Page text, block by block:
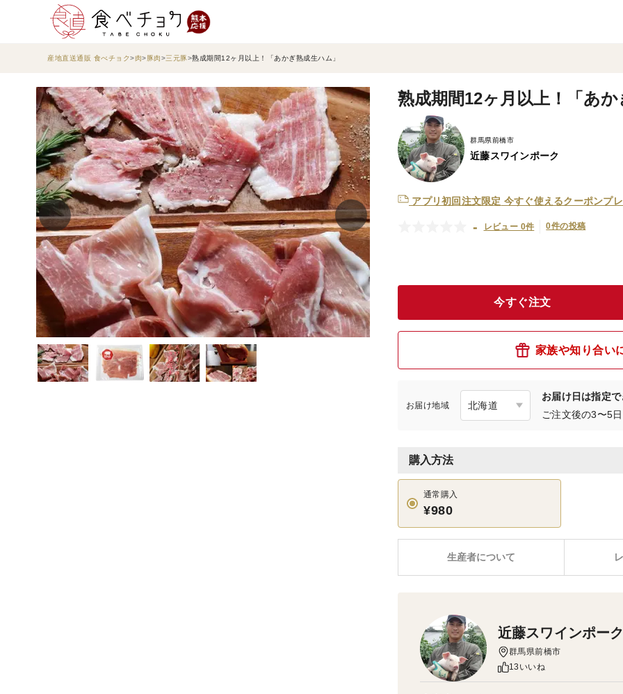
産地直送通販 食べチョク 肉 豚肉 三元豚 熟成期間12ヶ月以上！「あかぎ熟成生ハム」
熟成期間12ヶ月以上！「あ
群馬県前橋市
近藤スワインポーク
アプリ初回注文限定 今すぐ使えるクーポンプ
- レビュー 0件 0件の投稿
今すぐ注文
家族や知り合い
お届け地域
お届け日は指定
ご注文後の3〜5
購入方法
通常購入
¥980
生産者について
近藤スワインポー
群馬県前橋市
13いいね